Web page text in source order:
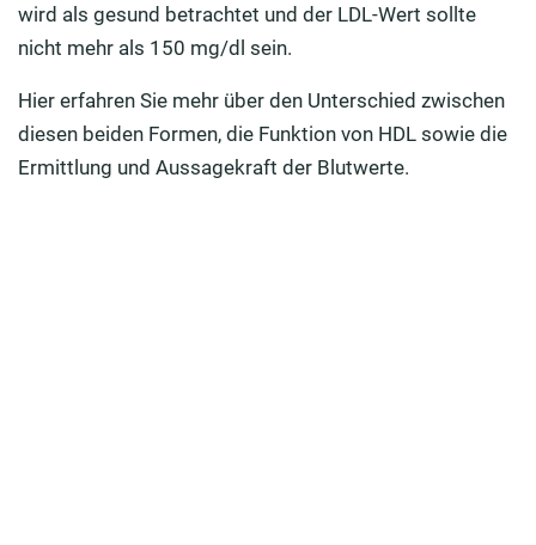
wird als gesund betrachtet und der LDL-Wert sollte
nicht mehr als 150 mg/dl sein.
Hier erfahren Sie mehr über den Unterschied zwischen
diesen beiden Formen, die Funktion von HDL sowie die
Ermittlung und Aussagekraft der Blutwerte.